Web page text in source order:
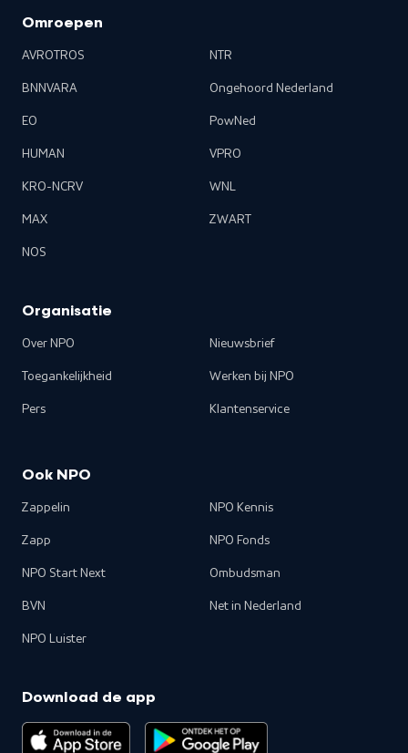
Omroepen
AVROTROS
BNNVARA
EO
HUMAN
KRO-NCRV
MAX
NOS
NTR
Ongehoord Nederland
PowNed
VPRO
WNL
ZWART
Organisatie
Over NPO
Toegankelijkheid
Pers
Nieuwsbrief
Werken bij NPO
Klantenservice
Ook NPO
Zappelin
Zapp
NPO Start Next
BVN
NPO Luister
NPO Kennis
NPO Fonds
Ombudsman
Net in Nederland
Download de app